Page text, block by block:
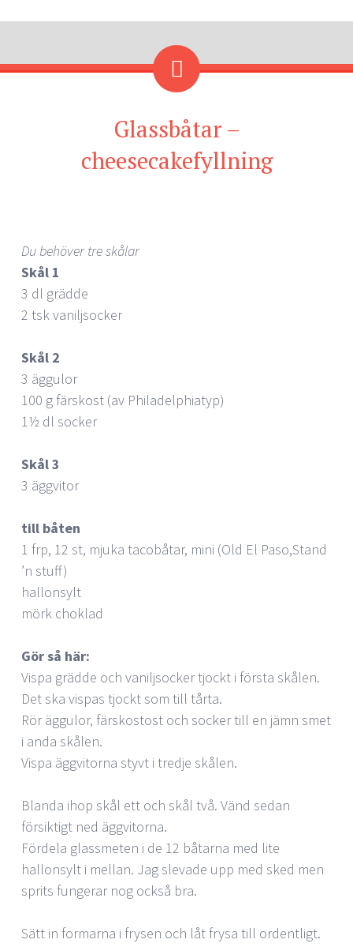
Glassbåtar –
cheesecakefyllning
Du behöver tre skålar
Skål 1
3 dl grädde
2 tsk vaniljsocker
Skål 2
3 äggulor
100 g färskost (av Philadelphiatyp)
1½ dl socker
Skål 3
3 äggvitor
till båten
1 frp, 12 st, mjuka tacobåtar, mini (Old El Paso,Stand
’n stuff)
hallonsylt
mörk choklad
Gör så här:
Vispa grädde och vaniljsocker tjockt i första skålen.
Det ska vispas tjockt som till tårta.
Rör äggulor, färskostost och socker till en jämn smet
i anda skålen.
Vispa äggvitorna styvt i tredje skålen.
Blanda ihop skål ett och skål två. Vänd sedan
försiktigt ned äggvitorna.
Fördela glassmeten i de 12 båtarna med lite
hallonsylt i mellan. Jag slevade upp med sked men
sprits fungerar nog också bra.
Sätt in formarna i frysen och låt frysa till ordentligt.